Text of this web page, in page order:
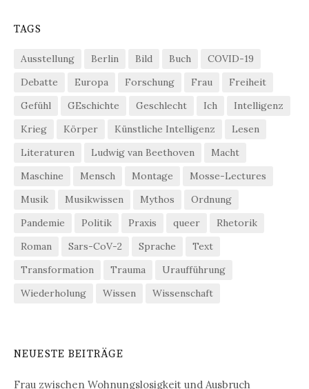
TAGS
Ausstellung Berlin Bild Buch
COVID-19
Debatte
Europa Forschung Frau
Freiheit
Gefühl
GEschichte Geschlecht Ich
Intelligenz
Krieg
Körper Künstliche Intelligenz
Lesen
Literaturen
Ludwig van Beethoven
Macht
Maschine
Mensch Montage
Mosse-Lectures
Musik
Musikwissen Mythos
Ordnung
Pandemie
Politik Praxis queer
Rhetorik
Roman
Sars-CoV-2 Sprache
Text
Transformation
Trauma
Uraufführung
Wiederholung
Wissen Wissenschaft
NEUESTE BEITRÄGE
Frau zwischen Wohnungslosigkeit und Ausbruch